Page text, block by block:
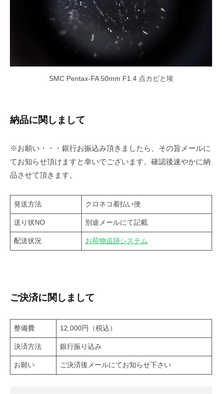
SMC Pentax-FA 50mm F1.4 点カビと埃
納品に関しまして
※お願い・・・銀行お振込み頂きましたら、その旨メールに
てお知らせ頂けますと幸いでございます。確認後速やかに納
品させて頂きます。
発送方法 クロネコ着払い便
送り状NO 別途メールにて記載
配送状況 お荷物追跡システム
ご決済に関しまして
整備費 12,000円（税込）
決済方法 銀行振り込み
お願い ご決済後メールにてお知らせ下さい